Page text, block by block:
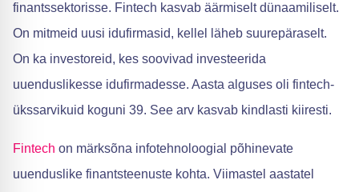
finantssektorisse. Fintech kasvab äärmiselt dünaamiliselt.
On mitmeid uusi idufirmasid, kellel läheb suurepäraselt.
On ka investoreid, kes soovivad investeerida
uuenduslikesse idufirmadesse. Aasta alguses oli fintech-
ükssarvikuid koguni 39. See arv kasvab kindlasti kiiresti.
Fintech on märksõna infotehnoloogial põhinevate
uuenduslike finantsteenuste kohta. Viimastel aastatel